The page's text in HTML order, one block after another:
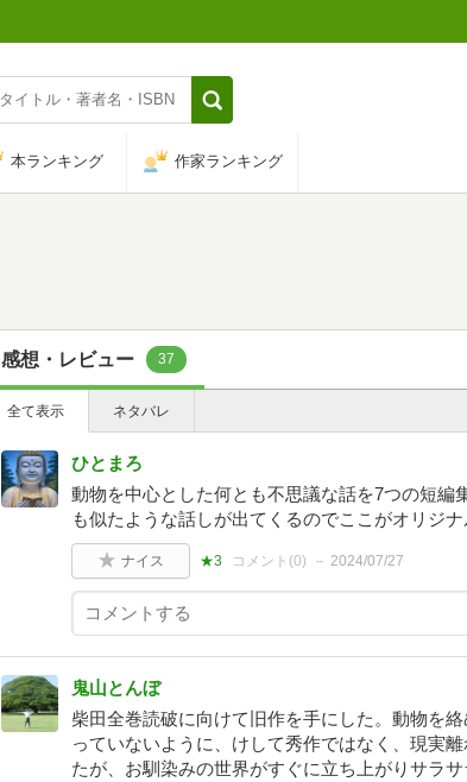
本ランキング 作家ランキング
感想・レビュー 37
全て表示 ネタバレ
ひとまろ
動物を中心とした何とも不思議な話を7つの短編
も似たような話しが出てくるのでここがオリジナ
ナイス ★3 コメント(0) 2024/07/27
鬼山とんぼ
柴田全巻読破に向けて旧作を手にした。動物を
っていないように、けして秀作ではなく、現実
たが、お馴染みの世界がすぐに立ち上がりサラ